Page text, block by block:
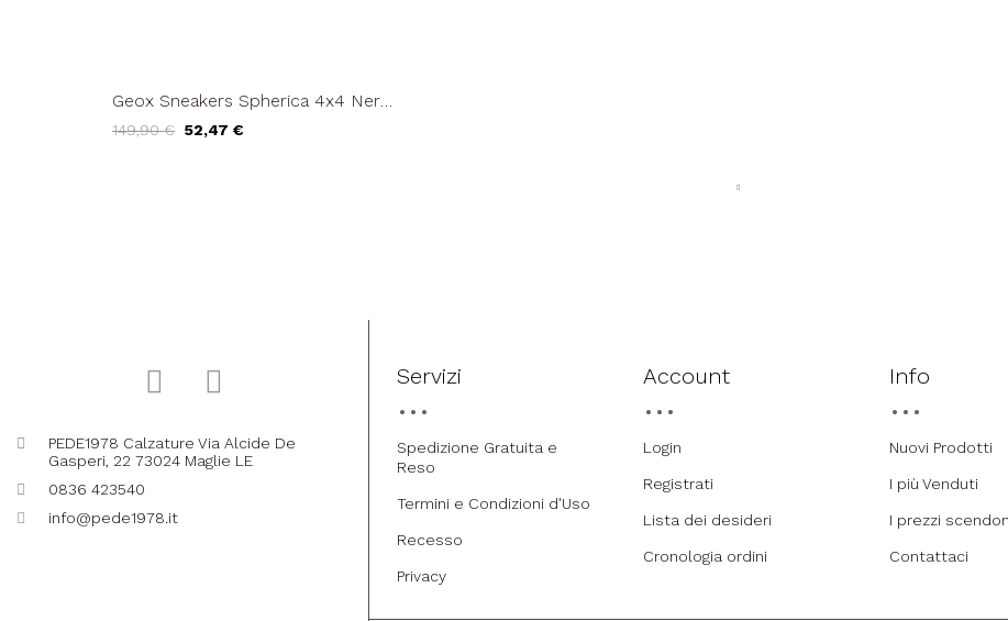
Geox Sneakers Spherica 4x4 Nero
149,90 € 52,47 €
PEDE1978 Calzature Via Alcide De
Gasperi, 22 73024 Maglie LE
0836 423540
info@pede1978.it
Servizi
Spedizione Gratuita e
Reso
Termini e Condizioni d'Uso
Recesso
Privacy
Account
Login
Registrati
Lista dei desideri
Cronologia ordini
Info
Nuovi Prodotti
I più Venduti
I prezzi
Contattaci